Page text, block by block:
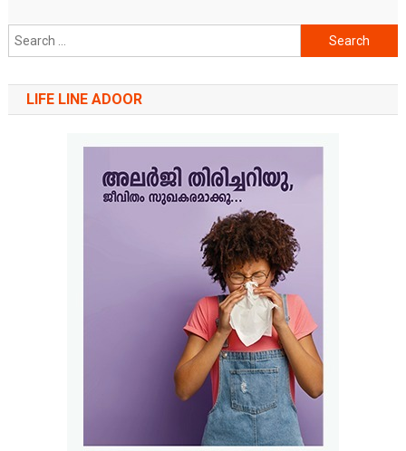
Search
for:
LIFE LINE ADOOR